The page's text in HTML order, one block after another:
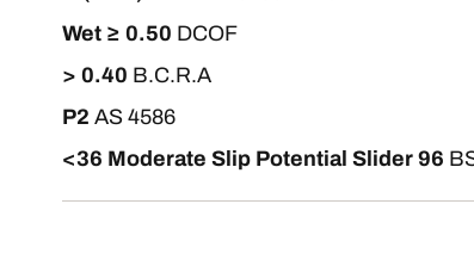
Wet ≥ 0.50 DCOF
> 0.40 B.C.R.A
P2 AS 4586
<36 Moderate Slip Potential Slider 96